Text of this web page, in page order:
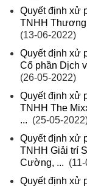
Quyết định xử
TNHH Thương
(13-06-2022)
Quyết định xử
Cổ phần Dịch
(26-05-2022)
Quyết định xử
TNHH The
... (25-05-
Quyết định xử
TNHH Giải trí
Cường, ...
Quyết định xử